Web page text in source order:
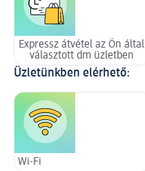
Expressz átvétel az Ön által
választott dm üzletben
Üzletünkben elérhető:
Wi-Fi